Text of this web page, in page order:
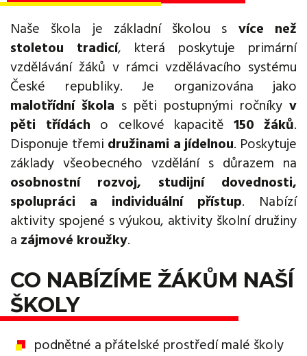
Naše škola je základní školou s více než
stoletou tradicí, která poskytuje primární
vzdělávání žáků v rámci vzdělávacího systému
České republiky. Je organizována jako
malotřídní škola s pěti postupnými ročníky v
pěti třídách o celkové kapacitě 150 žáků.
Disponuje třemi družinami a jídelnou. Poskytuje
základy všeobecného vzdělání s důrazem na
osobnostní rozvoj, studijní dovednosti,
spolupráci a individuální přístup. Nabízí
aktivity spojené s výukou, aktivity školní družiny
a zájmové kroužky.
CO NABÍZÍME ŽÁKŮM NAŠÍ
ŠKOLY
podnětné a přátelské prostředí malé školy